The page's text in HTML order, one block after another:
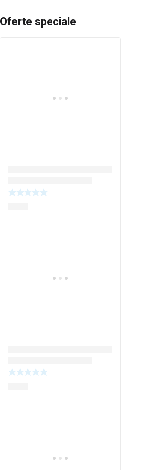
Oferte speciale